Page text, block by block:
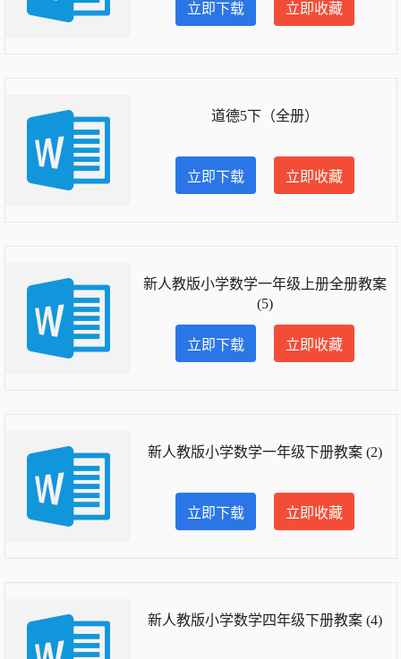
立即下载 立即收藏
道德5下（全册）
立即下载 立即收藏
新人教版小学数学一年级上册全册教案
(5)
立即下载 立即收藏
新人教版小学数学一年级下册教案 (2)
立即下载 立即收藏
新人教版小学数学四年级下册教案 (4)